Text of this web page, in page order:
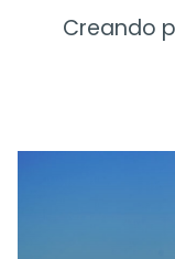
Creando